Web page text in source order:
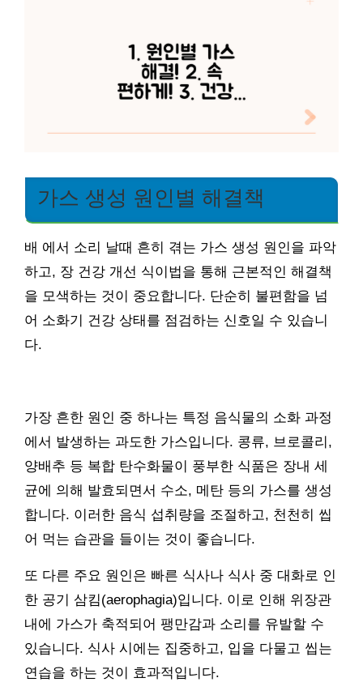
가스 생성 원인별 해결책
배 에서 소리 날때 흔히 겪는 가스 생성 원인을 파악
하고, 장 건강 개선 식이법을 통해 근본적인 해결책
을 모색하는 것이 중요합니다. 단순히 불편함을 넘
어 소화기 건강 상태를 점검하는 신호일 수 있습니
다.
가장 흔한 원인 중 하나는 특정 음식물의 소화 과정
에서 발생하는 과도한 가스입니다. 콩류, 브로콜리,
양배추 등 복합 탄수화물이 풍부한 식품은 장내 세
균에 의해 발효되면서 수소, 메탄 등의 가스를 생성
합니다. 이러한 음식 섭취량을 조절하고, 천천히 씹
어 먹는 습관을 들이는 것이 좋습니다.
또 다른 주요 원인은 빠른 식사나 식사 중 대화로 인
한 공기 삼킴(aerophagia)입니다. 이로 인해 위장관
내에 가스가 축적되어 팽만감과 소리를 유발할 수
있습니다. 식사 시에는 집중하고, 입을 다물고 씹는
연습을 하는 것이 효과적입니다.